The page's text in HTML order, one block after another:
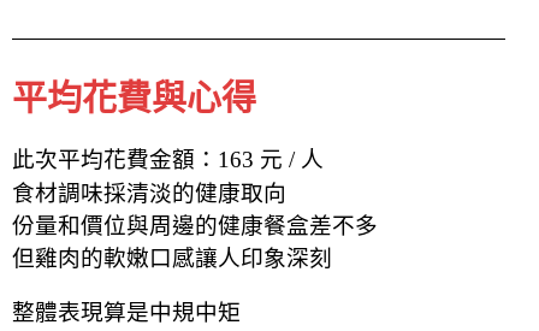
平均花費與心得
此次平均花費金額：163 元 / 人
食材調味採清淡的健康取向
份量和價位與周邊的健康餐盒差不多
但雞肉的軟嫩口感讓人印象深刻
整體表現算是中規中矩